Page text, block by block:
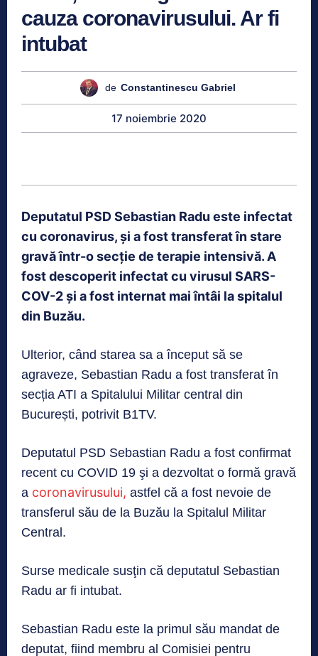
cauza coronavirusului. Ar fi
intubat
de Constantinescu Gabriel
17 noiembrie 2020
Deputatul PSD Sebastian Radu este infectat
cu coronavirus, și a fost transferat în stare
gravă într-o secție de terapie intensivă. A
fost descoperit infectat cu virusul SARS-
COV-2 și a fost internat mai întâi la spitalul
din Buzău.
Ulterior, când starea sa a început să se
agraveze, Sebastian Radu a fost transferat în
secția ATI a Spitalului Militar central din
București, potrivit B1TV.
Deputatul PSD Sebastian Radu a fost confirmat
recent cu COVID 19 şi a dezvoltat o formă gravă
a coronavirusului, astfel că a fost nevoie de
transferul său de la Buzău la Spitalul Militar
Central.
Surse medicale susţin că deputatul Sebastian
Radu ar fi intubat.
Sebastian Radu este la primul său mandat de
deputat, fiind membru al Comisiei pentru